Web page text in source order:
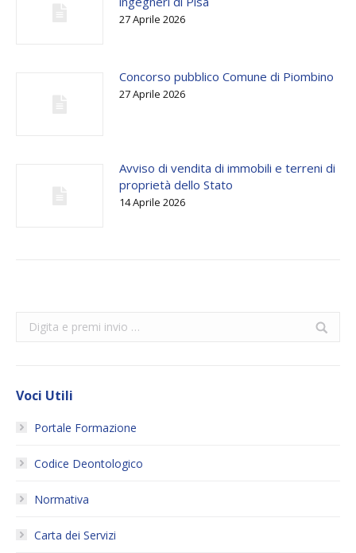
27 Aprile 2026
Concorso pubblico Comune di Piombino
27 Aprile 2026
Avviso di vendita di immobili e terreni di
proprietà dello Stato
14 Aprile 2026
Search:
Voci Utili
Portale Formazione
Codice Deontologico
Normativa
Carta dei Servizi